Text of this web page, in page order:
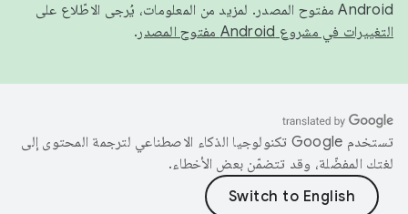
Android مفتوح المصدر. لمزيد من المعلومات، يُرجى الاطّلاع على
التغييرات في مشروع Android مفتوح المصدر
.
تستخدم Google تكنولوجيا الذكاء الاصطناعي لترجمة المحتوى إلى
لغتك المفضّلة، وقد تتضمّن بعض الأخطاء.